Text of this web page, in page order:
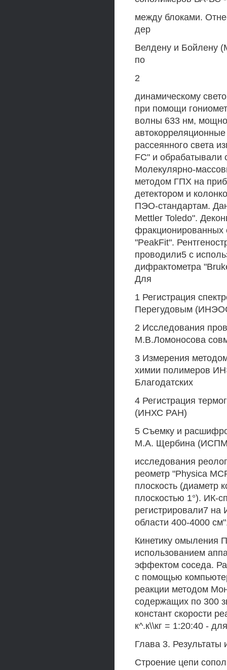
между блоками.
дер
Велдену и Бойлену
по
2
динамическому
при помощи
волны 633 нм,
рассеянного света
FC" и обрабатывали
Молекулярно-
методом ГПХ на
детектором и
ПЭО-стандартам.
Mettler Toledo".
"PeakFit".
проводили5 с
дифрактометра
Для
1 Регистрация
Перегудовым
2 Исследования
М.В.Ломоносова
3 Измерения
химии полимеров
Благодатских
4 Регистрация
(ИНХС РАН)
5 Съемку и
М.А. Щербина
исследования
реометр "Physica
плоскость (диаметр
плоскостью 1°). ИК-
регистрировали7 на
области 400-4000
Кинетику омыления
использованием
эффектом соседа.
с помощью
реакции методом
содержащих по 300
констант скорости
к^.к\\кг = 1:20:40 -
Глава 3. Результаты
Строение цепи